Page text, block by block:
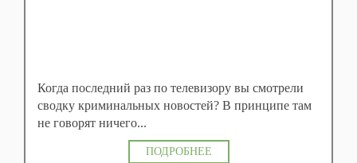
Когда последний раз по телевизору вы смотрели
сводку криминальных новостей? В принципе там
не говорят ничего...
ПОДРОБНЕЕ